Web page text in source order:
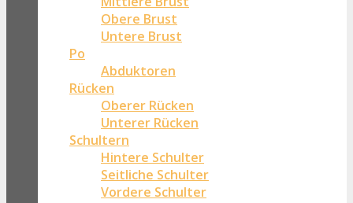
Obere Brust
Untere Brust
Po
Abduktoren
Rücken
Oberer Rücken
Unterer Rücken
Schultern
Hintere Schulter
Seitliche Schulter
Vordere Schulter